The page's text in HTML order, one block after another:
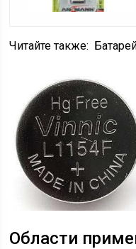
Читайте также:
Области